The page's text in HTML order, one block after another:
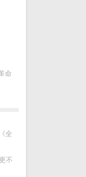
命
全
不